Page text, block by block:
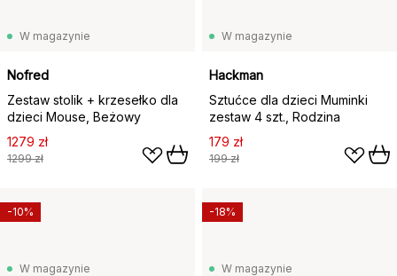
W magazynie
Nofred
Zestaw stolik + krzesełko dla
dzieci Mouse, Beżowy
1279 zł
1299 zł
W magazynie
Hackman
Sztućce dla dzieci Muminki
zestaw 4 szt., Rodzina
179 zł
199 zł
W magazynie
-10%
W magazynie
-18%